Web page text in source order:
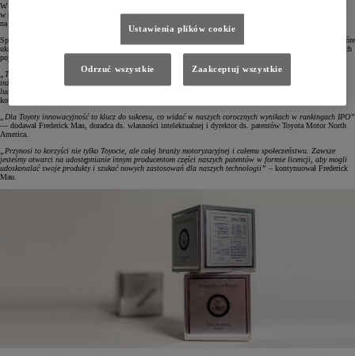
W 2022 roku Toyota zarejestrowała w amerykańskim urzędzie patentowym 3056 wniosków, o 303 więcej niż
w roku ubiegłym. To sprawiło, że japoński koncern awansował w ogólnym rankingu firm wszystkich branż
na czwarte miejsce, najwyższe w dotychczasowej historii.
Spośród wszystkich zgłoszonych w 2022 roku patentów prawie połowa dotyczyła technologii przyszłości, które
ukształtują motoryzację w nadchodzących dekadach. 26% z nich to rozwiązania z dziedziny zelektryfikowanych
pojazdów, baterii i materiałów, a 14% koncentruje się na automatyzacji i bezpieczeństwie.
„Toyota systematycznie zwiększa inwestycje w innowacje, aby przyspieszyć elektryfikację transportu. Nasi
inżynierowie i naukowcy wciąż szukają nowych pomysłów, by Toyota mogła teraz i w przyszłości zapewnić
ludziom jak najlepszą mobilność”
korporacyjnych i dyrektor ds. prawnych Toyota Motor North America.
„Dla Toyoty innowacyjność to klucz do sukcesu, co widać w naszych corocznych wynikach w rankingach IPO”
— dodawał Frederick Mau, doradca ds. własności intelektualnej i dyrektor ds. patentów Toyota Motor North
America.
„Przynosi to korzyści nie tylko Toyocie, ale całej branży motoryzacyjnej i całemu społeczeństwu. Zawsze
jesteśmy otwarci na udostępnianie innym producentom części naszych patentów w formie licencji, aby mogli
udoskonalać swoje produkty i szukać nowych zastosowań dla naszych technologii” – kontynuował Frederick
Mau.
Ustawienia plików cookie
Odrzuć wszystkie Zaakceptuj wszystkie